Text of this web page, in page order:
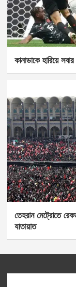
কানাডাকে হারিয়ে
তেহরান মেট্রোতে
যাতায়াত